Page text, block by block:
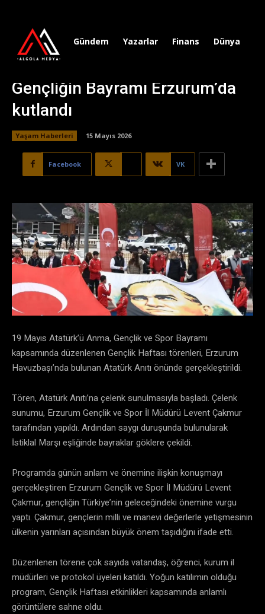
Gündem Yazarlar Finans Dünya
Gençliğin Bayramı Erzurum’da
kutlandı
Yaşam Haberleri 15 Mayıs 2026
Facebook VK
19 Mayıs Atatürk’ü Anma, Gençlik ve Spor Bayramı
kapsamında düzenlenen Gençlik Haftası törenleri, Erzurum
Havuzbaşı’nda bulunan Atatürk Anıtı önünde gerçekleştirildi.
Tören, Atatürk Anıtı’na çelenk sunulmasıyla başladı. Çelenk
sunumu, Erzurum Gençlik ve Spor İl Müdürü Levent Çakmur
tarafından yapıldı. Ardından saygı duruşunda bulunularak
İstiklal Marşı eşliğinde bayraklar göklere çekildi.
Programda günün anlam ve önemine ilişkin konuşmayı
gerçekleştiren Erzurum Gençlik ve Spor İl Müdürü Levent
Çakmur, gençliğin Türkiye’nin geleceğindeki önemine vurgu
yaptı. Çakmur, gençlerin milli ve manevi değerlerle yetişmesinin
ülkenin yarınları açısından büyük önem taşıdığını ifade etti.
Düzenlenen törene çok sayıda vatandaş, öğrenci, kurum il
müdürleri ve protokol üyeleri katıldı. Yoğun katılımın olduğu
program, Gençlik Haftası etkinlikleri kapsamında anlamlı
görüntülere sahne oldu.